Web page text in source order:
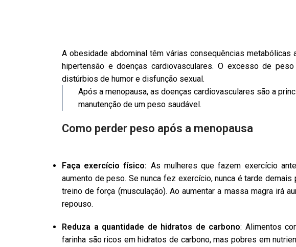
A obesidade abdominal têm várias consequências
hipertensão e doenças cardiovasculares. O excesso de
distúrbios de humor e disfunção sexual.
Após a menopausa, as doenças cardiovasculares são a
manutenção de um peso saudável.
Como perder peso após a menopausa
Faça exercício físico: As mulheres que fazem exercício
aumento de peso. Se nunca fez exercício, nunca é tarde
treino de força (musculação). Ao aumentar a massa magra irá
repouso.
Reduza a quantidade de hidratos de carbono: Alimentos
farinha são ricos em hidratos de carbono, mas pobres em